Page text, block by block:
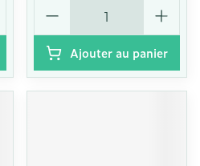
Quantité
Ajouter au panier